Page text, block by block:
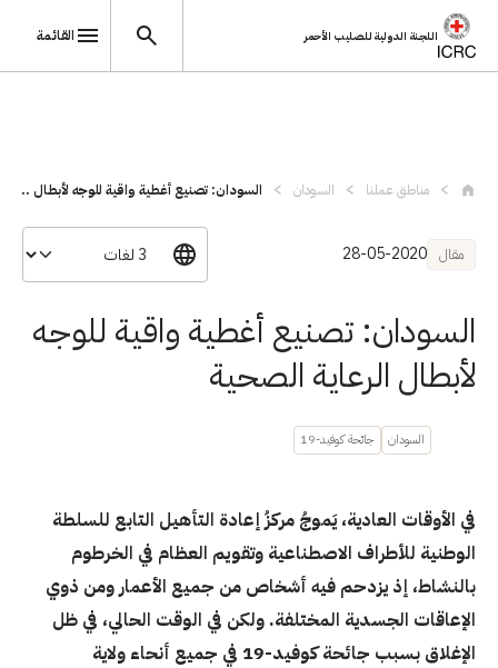
اللجنة الدولية للصليب الأحمر القائمة
مناطق عملنا السودان السودان: تصنيع أغطية واقية للوجه لأبطال ...
مقال 28-05-2020
السودان: تصنيع أغطية واقية للوجه
لأبطال الرعاية الصحية
السودان جائحة كوفيد-19
في الأوقات العادية، يَموجُ مركزُ إعادة التأهيل التابع للسلطة
الوطنية للأطراف الاصطناعية وتقويم العظام في الخرطوم
بالنشاط، إذ يزدحم فيه أشخاص من جميع الأعمار ومن ذوي
الإعاقات الجسدية المختلفة. ولكن في الوقت الحالي، في ظل
الإغلاق بسبب جائحة كوفيد-19 في جميع أنحاء ولاية